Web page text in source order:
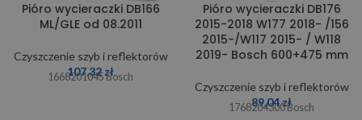
Pióro wycieraczki DB166
ML/GLE od 08.2011
Czyszczenie szyb i reflektorów
107,32zł
1668201045 Bosch
Pióro wycieraczki DB176
2015-2018 W177 2018- /156
2015-/W117 2015- / W118
2019- Bosch 600+475 mm
Czyszczenie szyb i reflektorów
89,04zł
1768204300 Bosch